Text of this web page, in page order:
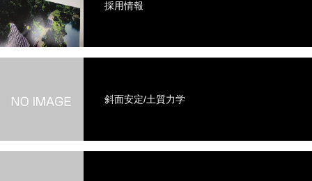
採用情報
斜面安定/土質力学